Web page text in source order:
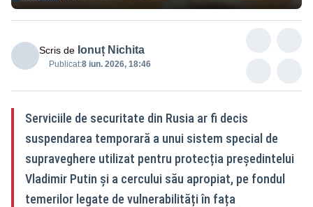
Scris de Ionuț Nichita
Publicat:8 iun. 2026, 18:46
Serviciile de securitate din Rusia ar fi decis
suspendarea temporară a unui sistem special de
supraveghere utilizat pentru protecția președintelui
Vladimir Putin și a cercului său apropiat, pe fondul
temerilor legate de vulnerabilități în fața